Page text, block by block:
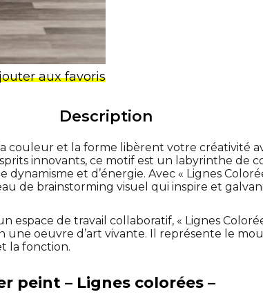
aux favoris
Description
couleur et la forme libèrent votre créativité
innovants, ce motif est un labyrinthe de
et d’énergie. Avec « Lignes
de brainstorming visuel qui inspire et
de travail collaboratif, « Lignes
une oeuvre d’art vivante. Il représente le
la fonction.
peint – Lignes colorées –